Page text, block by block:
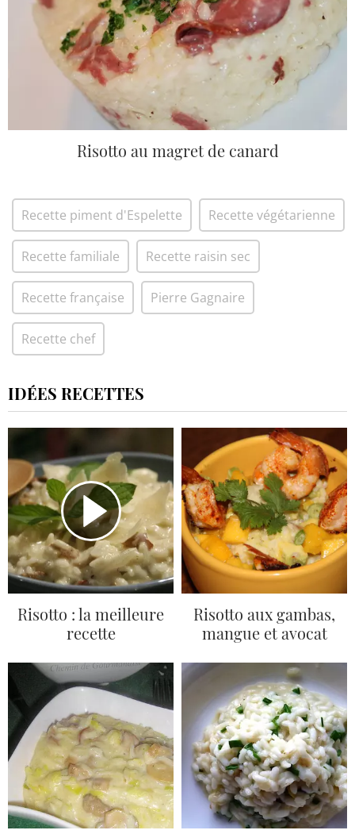
Risotto au magret de canard
Recette piment d'Espelette Recette végétarienne
Recette familiale Recette raisin sec
Recette française Pierre Gagnaire
Recette chef
IDÉES RECETTES
Risotto : la meilleure
recette
Risotto aux gambas,
mangue et avocat